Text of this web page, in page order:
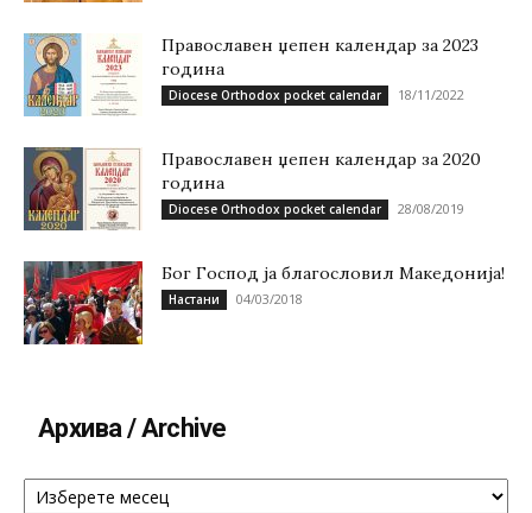
Православен џепен календар за 2023
година
Diocese Orthodox pocket calendar 18/11/2022
Православен џепен календар за 2020
година
Diocese Orthodox pocket calendar 28/08/2019
Бог Господ ја благословил Македонија!
Настани 04/03/2018
Архива / Archive
Архива